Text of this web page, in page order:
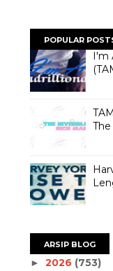
POPULAR
I'm
ARSIP BLOG
► 2026 (753)